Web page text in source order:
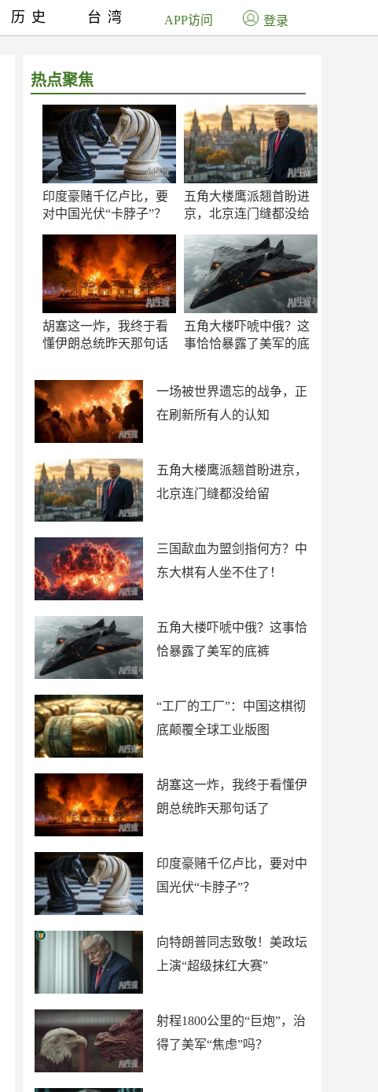
热点聚焦
印度豪赌千亿卢比，要
对中国光伏“卡脖子”？
五角大楼鹰派翘首盼进
京，北京连门缝都没给
胡塞这一炸，我终于看
懂伊朗总统昨天那句话
五角大楼吓唬中俄？这
事恰恰暴露了美军的底
一场被世界遗忘的战争，正
在刷新所有人的认知
五角大楼鹰派翘首盼进京，
北京连门缝都没给留
三国歃血为盟剑指何方？中
东大棋有人坐不住了！
五角大楼吓唬中俄？这事恰
恰暴露了美军的底裤
“工厂的工厂”：中国这棋彻
底颠覆全球工业版图
胡塞这一炸，我终于看懂伊
朗总统昨天那句话了
印度豪赌千亿卢比，要对中
国光伏“卡脖子”？
向特朗普同志致敬！美政坛
上演“超级抹红大赛”
射程1800公里的“巨炮”，治
得了美军“焦虑”吗？
历史 台湾 APP访问 登录